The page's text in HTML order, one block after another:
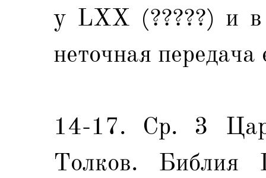
у LXX (?????) и
неточная
14-17. Ср. 3
Толков.